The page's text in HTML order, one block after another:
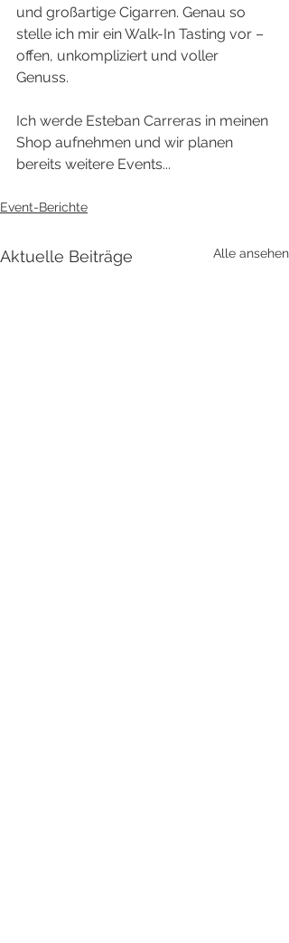
und großartige Cigarren. Genau so
stelle ich mir ein Walk-In Tasting vor –
offen, unkompliziert und voller
Genuss.
Ich werde Esteban Carreras in meinen
Shop aufnehmen und wir planen
bereits weitere Events...
Event-Berichte
Aktuelle Beiträge Alle ansehen